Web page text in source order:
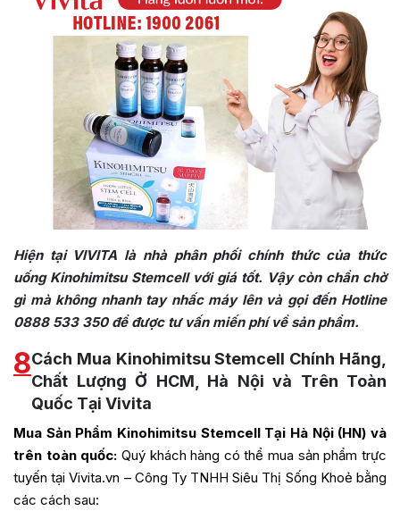
Hiện tại VIVITA là nhà phân phối chính thức của thức
uống Kinohimitsu Stemcell với giá tốt. Vậy còn chần chờ
gì mà không nhanh tay nhấc máy lên và gọi đến Hotline
0888 533 350 để được tư vấn miến phí về sản phẩm.
8Cách Mua Kinohimitsu Stemcell Chính Hãng,
Chất Lượng Ở HCM, Hà Nội và Trên Toàn
Quốc Tại Vivita
Mua Sản Phẩm Kinohimitsu Stemcell Tại Hà Nội (HN) và
trên toàn quốc: Quý khách hàng có thể mua sản phẩm trực
tuyến tại Vivita.vn – Công Ty TNHH Siêu Thị Sống Khoẻ bằng
các cách sau: